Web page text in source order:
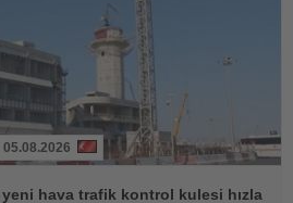
05.08.2026
yeni hava trafik kontrol kulesi hızla